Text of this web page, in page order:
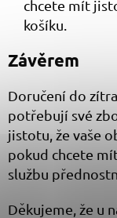
chcete mít
košíku.
Závěrem
Doručení do
potřebují své
jistotu, že vaše
pokud chcete
službu
Děkujeme, že u